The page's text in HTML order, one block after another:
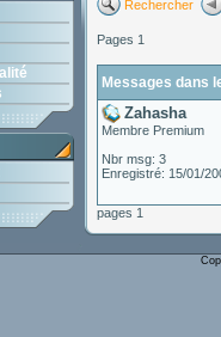
Rechercher
Pages 1
Messages dans
Zahasha
Membre Premium
Nbr msg: 3
Enregistré: 15/01/
pages 1